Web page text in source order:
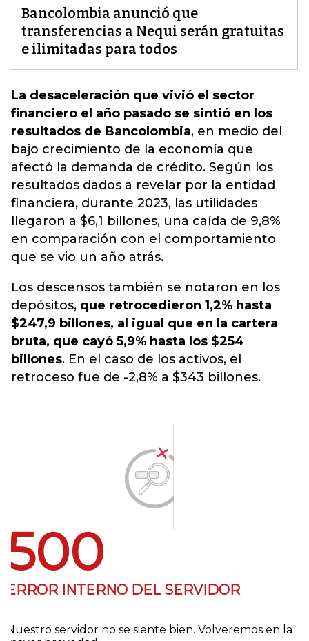
Bancolombia anunció que
transferencias a Nequi serán gratuitas
e ilimitadas para todos
La desaceleración que vivió el sector
financiero el año pasado se sintió en los
resultados de Bancolombia, en medio del
bajo crecimiento de la economía que
afectó la demanda de crédito. Según los
resultados dados a revelar por la entidad
financiera, durante 2023, las utilidades
llegaron a $6,1 billones, una caída de 9,8%
en comparación con el comportamiento
que se vio un año atrás.
Los descensos también se notaron en los
depósitos, que retrocedieron 1,2% hasta
$247,9 billones, al igual que en la cartera
bruta, que cayó 5,9% hasta los $254
billones. En el caso de los activos, el
retroceso fue de -2,8% a $343 billones.